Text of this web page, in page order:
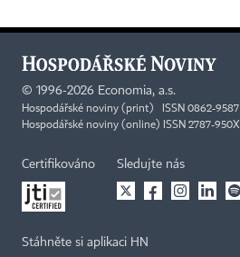
© 1996-2026 Economia, a.s.
Hospodářské noviny (print) ISSN 0862-9587
Hospodářské noviny (online) ISSN 2787-950X
Certifikováno Sledujte nás
Stáhněte si aplikaci HN